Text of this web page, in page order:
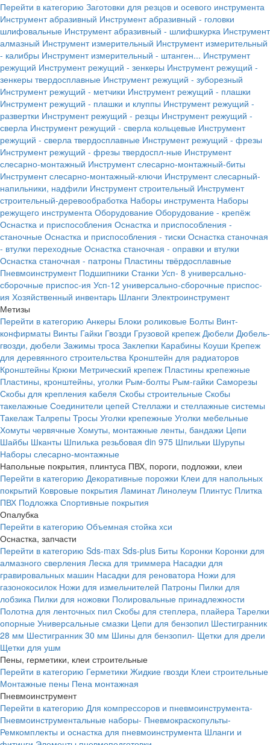
Перейти в категорию Заготовки для резцов и осевого инструмента
Инструмент абразивный Инструмент абразивный - головки
шлифовальные Инструмент абразивный - шлифшкурка Инструмент
алмазный Инструмент измерительный Инструмент измерительный
- калибры Инструмент измерительный - штанген... Инструмент
режущий Инструмент режущий - зенкеры Инструмент режущий -
зенкеры твердосплавные Инструмент режущий - зуборезный
Инструмент режущий - метчики Инструмент режущий - плашки
Инструмент режущий - плашки и клуппы Инструмент режущий -
развертки Инструмент режущий - резцы Инструмент режущий -
сверла Инструмент режущий - сверла кольцевые Инструмент
режущий - сверла твердосплавные Инструмент режущий - фрезы
Инструмент режущий - фрезы твердоспл-ные Инструмент
слесарно-монтажный Инструмент слесарно-монтажный-биты
Инструмент слесарно-монтажный-ключи Инструмент слесарный-
напильники, надфили Инструмент строительный Инструмент
строительный-деревообработка Наборы инструмента Наборы
режущего инструмента Оборудование Оборудование - крепёж
Оснастка и приспособления Оснастка и приспособления -
станочные Оснастка и приспособления - тиски Оснастка станочная
- втулки переходные Оснастка станочная - оправки и втулки
Оснастка станочная - патроны Пластины твёрдосплавные
Пневмоинструмент Подшипники Станки Усп- 8 универсально-
сборочные приспос-ия Усп-12 универсально-сборочные приспос-
ия Хозяйственный инвентарь Шланги Электроинструмент
Метизы
Перейти в категорию Анкеры Блоки роликовые Болты Винт-
конфирматы Винты Гайки Гвозди Грузовой крепеж Дюбели Дюбель-
гвозди, дюбели Зажимы троса Заклепки Карабины Коуши Крепеж
для деревянного строительства Кронштейн для радиаторов
Кронштейны Крюки Метрический крепеж Пластины крепежные
Пластины, кронштейны, уголки Рым-болты Рым-гайки Саморезы
Скобы для крепления кабеля Скобы строительные Скобы
такелажные Соединители цепей Стеллажи и стеллажные системы
Такелаж Талрепы Тросы Уголки крепежные Уголки мебельные
Хомуты червячные Хомуты, монтажные ленты, бандажи Цепи
Шайбы Шканты Шпилька резьбовая din 975 Шпильки Шурупы
Наборы слесарно-монтажные
Напольные покрытия, плинтуса ПВХ, пороги, подложки, клеи
Перейти в категорию Декоративные порожки Клеи для напольных
покрытий Ковровые покрытия Ламинат Линолеум Плинтус Плитка
ПВХ Подложка Спортивные покрытия
Опалубка
Перейти в категорию Объемная стойка хси
Оснастка, запчасти
Перейти в категорию Sds-max Sds-plus Биты Коронки Коронки для
алмазного сверления Леска для триммера Насадки для
гравировальных машин Насадки для реноватора Ножи для
газонокосилок Ножи для измельчителей Патроны Пилки для
лобзика Пилки для ножовки Полировальные принадлежности
Полотна для ленточных пил Скобы для степлера, плайера Тарелки
опорные Универсальные смазки Цепи для бензопил Шестигранник
28 мм Шестигранник 30 мм Шины для бензопил- Щетки для дрели
Щетки для ушм
Пены, герметики, клеи строительные
Перейти в категорию Герметики Жидкие гвозди Клеи строительные
Монтажные пены Пена монтажная
Пневмоинструмент
Перейти в категорию Для компрессоров и пневмоинструмента-
Пневмоинструментальные наборы- Пневмокраскопульты-
Ремкомплекты и оснастка для пневмоинструмента Шланги и